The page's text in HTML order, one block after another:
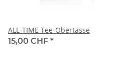
ALL-TIME Tee-Obertasse
15,00 CHF *